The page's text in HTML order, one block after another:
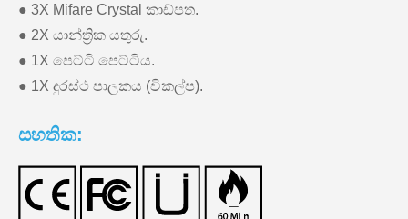
● 3X Mifare Crystal කාඩ්පත.
● 2X යාන්ත්‍රික යතුරු.
● 1X පෙට්ටි පෙට්ටිය.
● 1X දුරස්ථ පාලකය (විකල්ප).
සහතික: